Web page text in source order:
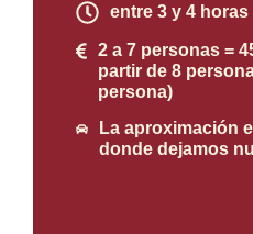
entre 3 y 4 horas
2 a 7 personas =
partir de 8
persona)
La aproximación
donde dejamos